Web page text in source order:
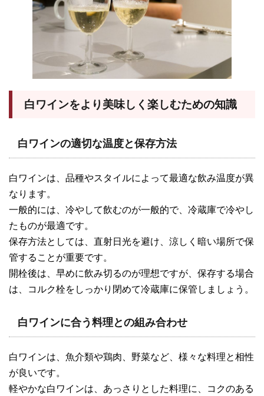
白ワインをより美味しく楽しむための知識
白ワインの適切な温度と保存方法
白ワインは、品種やスタイルによって最適な飲み温度が異
なります。
一般的には、冷やして飲むのが一般的で、冷蔵庫で冷やし
たものが最適です。
保存方法としては、直射日光を避け、涼しく暗い場所で保
管することが重要です。
開栓後は、早めに飲み切るのが理想ですが、保存する場合
は、コルク栓をしっかり閉めて冷蔵庫に保管しましょう。
白ワインに合う料理との組み合わせ
白ワインは、魚介類や鶏肉、野菜など、様々な料理と相性
が良いです。
軽やかな白ワインは、あっさりとした料理に、コクのある